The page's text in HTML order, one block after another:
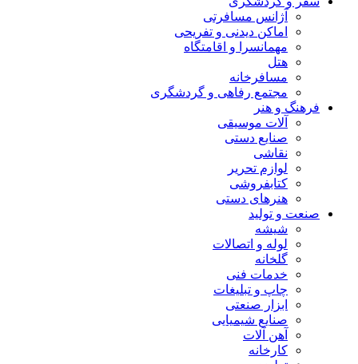
آژانس مسافرتی
اماکن دیدنی و تفریحی
مهمانسرا و اقامتگاه
هتل
مسافرخانه
مجتمع رفاهی و گردشگری
فرهنگ و هنر
آلات موسیقی
صنایع دستی
نقاشی
لوازم تحریر
کتابفروشی
هنرهای دستی
صنعت و تولید
شیشه
لوله و اتصالات
گلخانه
خدمات فنی
چاپ و تبلیغات
ابزار صنعتی
صنایع شیمیایی
آهن آلات
کارخانه